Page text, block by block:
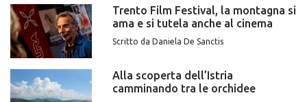
Trento Film Festival, la montagna si
ama e si tutela anche al cinema
Scritto da Daniela De Sanctis
Alla scoperta dell’Istria
camminando tra le orchidee